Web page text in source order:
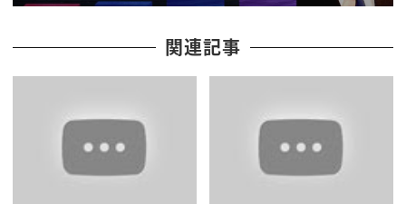
てるだけだと事実が見えてくるだけ でも
その事実の裏の理由が分かればですね
と思います 韓国戒厳令 それは12月3日に
起きたんですね ユン・ソンニョル大統領がですね
急遽として発令したわけです それはもう夜
関連記事